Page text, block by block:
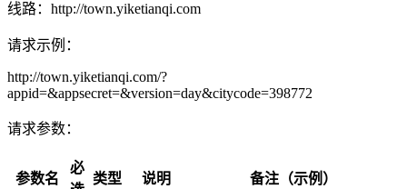
线路： http://town.yiketianqi.com
请求示例：
http://town.yiketianqi.com/?
appid=&appsecret=&version=day&citycode=398772
请求参数：
参数名
必
类型 说明 备注（示例）